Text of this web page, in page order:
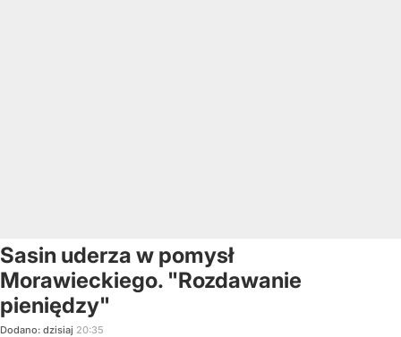
Sasin uderza w pomysł
Morawieckiego. "Rozdawanie
pieniędzy"
Dodano: dzisiaj 20:35